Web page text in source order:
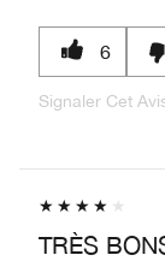
6
Signaler Cet
TRÈS